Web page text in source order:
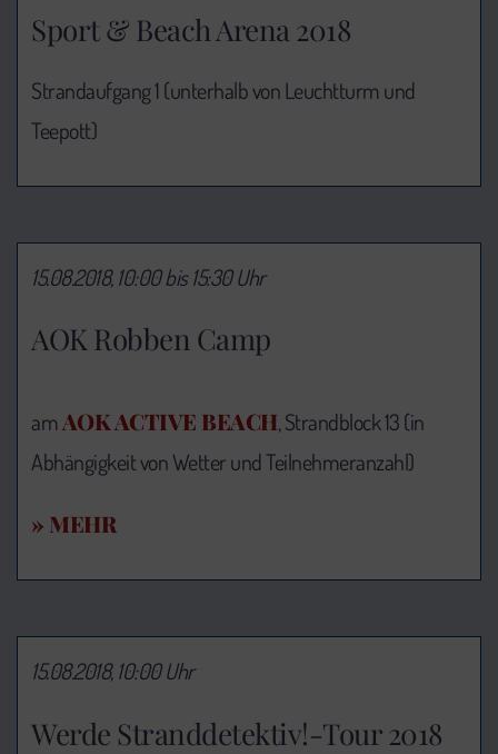
Sport & Beach Arena 2018
Strandaufgang 1 (unterhalb von Leuchtturm und
Teepott)
AOK Robben Camp
15.08.2018, 10:00 bis 15:30 Uhr
amAOK ACTIVE BEACH, Strandblock 13 (in
Abhängigkeit von Wetter und Teilnehmeranzahl)
» MEHR
Werde Stranddetektiv!-Tour 2018
15.08.2018, 10:00 Uhr